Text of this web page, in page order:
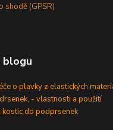
shodě (GPSR)
blogu
o plavky z elastických
- vlastnosti a použití
do podprsenek